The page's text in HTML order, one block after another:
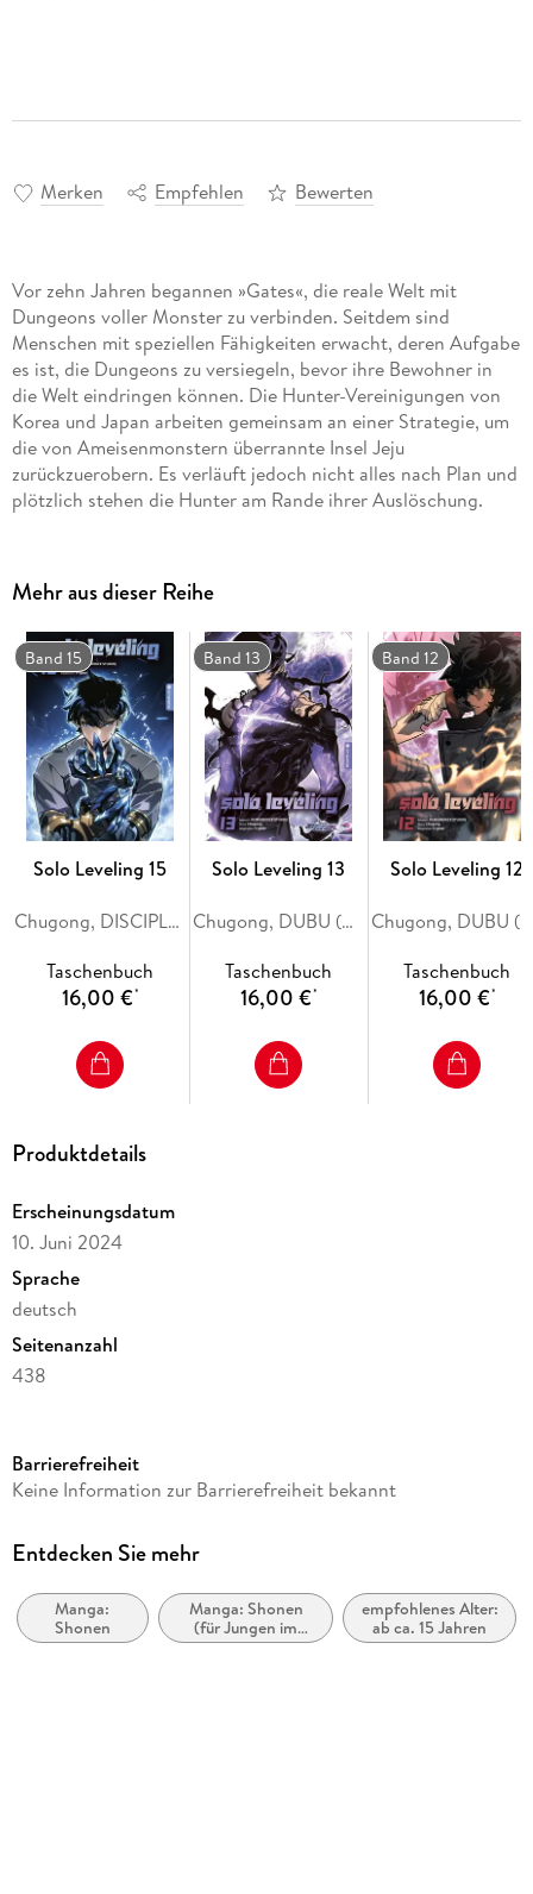
Merken Empfehlen Bewerten
Vor zehn Jahren begannen »Gates«, die reale Welt mit
Dungeons voller Monster zu verbinden. Seitdem sind
Menschen mit speziellen Fähigkeiten erwacht, deren Aufgabe
es ist, die Dungeons zu versiegeln, bevor ihre Bewohner in
die Welt eindringen können. Die Hunter-Vereinigungen von
Korea und Japan arbeiten gemeinsam an einer Strategie, um
die von Ameisenmonstern überrannte Insel Jeju
zurückzuerobern. Es verläuft jedoch nicht alles nach Plan und
plötzlich stehen die Hunter am Rande ihrer Auslöschung.
Mehr aus dieser Reihe
Band 15
Solo Leveling 15
Chugong, DISCIPLES (REDICE STUDIO), h-goon
Taschenbuch
16,00 €*
Band 13
Solo Leveling 13
Chugong, DUBU (REDICE STUDIO), h-goon
Taschenbuch
16,00 €*
Band 12
Solo Leveling 12
Taschenbuch
16,00 €*
Produktdetails
Erscheinungsdatum
10. Juni 2024
Sprache
deutsch
Seitenanzahl
438
Reihe
Autor/Autorin
Übersetzung
Melina Honnef
Barrierefreiheit
Keine Information zur Barrierefreiheit bekannt
Entdecken Sie mehr
Manga:
Shonen
Manga: Shonen
(für Jungen im
Teenageralter)
empfohlenes Alter:
ab ca. 15 Jahren